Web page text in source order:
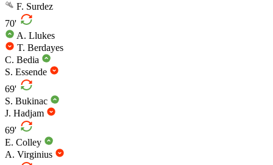
F. Surdez
70'
A. Llukes
T. Berdayes
C. Bedia
S. Essende
69'
S. Bukinac
J. Hadjam
69'
E. Colley
A. Virginius